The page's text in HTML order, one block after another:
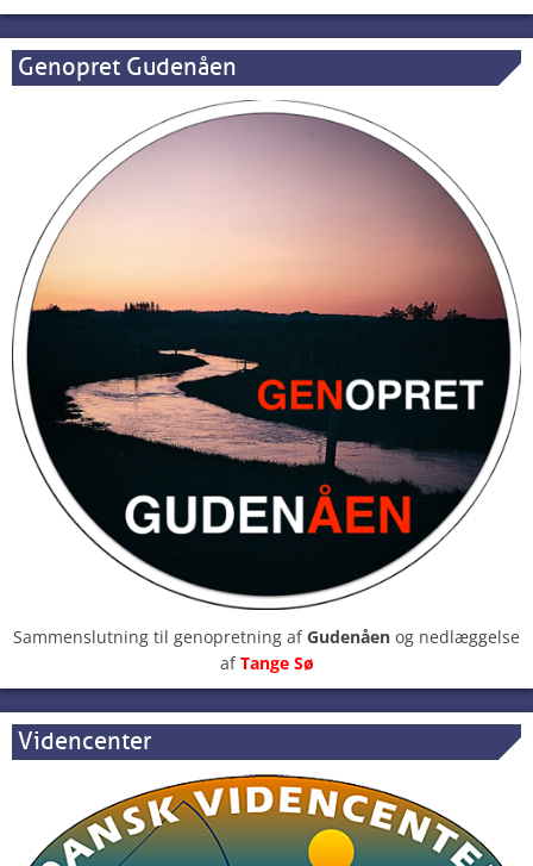
Genopret Gudenåen
Sammenslutning til genopretning afGudenåen og nedlæggelse
afTange Sø
Videncenter